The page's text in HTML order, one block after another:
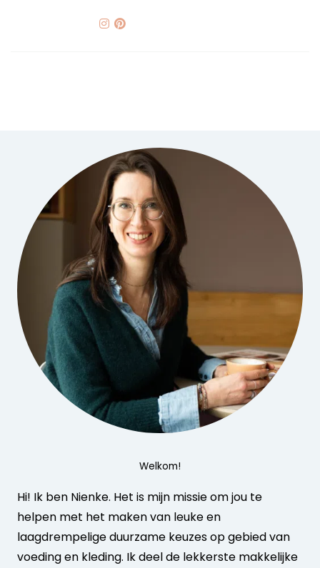
Welkom!
Hi! Ik ben Nienke. Het is mijn missie om jou te
helpen met het maken van leuke en
laagdrempelige duurzame keuzes op gebied van
voeding en kleding. Ik deel de lekkerste makkelijke